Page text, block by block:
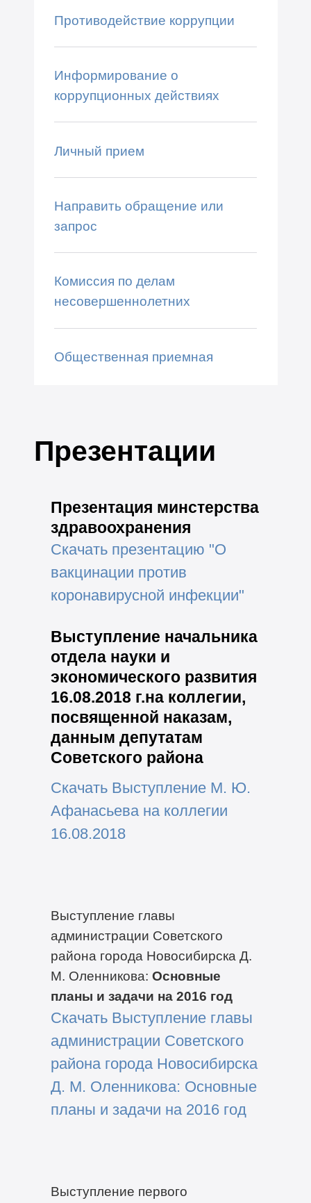
Противодействие коррупции
Информирование о
коррупционных действиях
Личный прием
Направить обращение или
запрос
Комиссия по делам
несовершеннолетних
Общественная приемная
Презентации
Презентация минстерства
здравоохранения
Скачать презентацию "О
вакцинации против
коронавирусной инфекции"
Выступление начальника
отдела науки и
экономического развития
16.08.2018 г.на коллегии,
посвященной наказам,
данным депутатам
Советского района
Скачать Выступление М. Ю.
Афанасьева на коллегии
16.08.2018
Выступление главы
администрации Советского
района города Новосибирска Д.
М. Оленникова: Основные
планы и задачи на 2016 год
Скачать Выступление главы
администрации Советского
района города Новосибирска
Д. М. Оленникова: Основные
планы и задачи на 2016 год
Выступление первого